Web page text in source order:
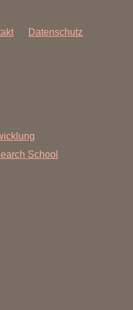
Datenschutz
School